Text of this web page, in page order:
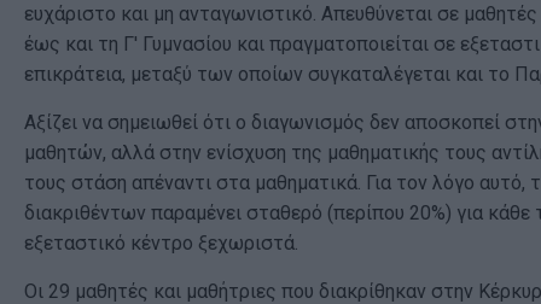
ευχάριστο και μη ανταγωνιστικό. Απευθύνεται σε
έως και τη Γ' Γυμνασίου και πραγματοποιείται σε
επικράτεια, μεταξύ των οποίων συγκαταλέγεται και το
Αξίζει να σημειωθεί ότι ο διαγωνισμός δεν αποσκοπεί
μαθητών, αλλά στην ενίσχυση της μαθηματικής τους
τους στάση απέναντι στα μαθηματικά. Για τον λόγο
διακριθέντων παραμένει σταθερό (περίπου 20%) για κάθε
εξεταστικό κέντρο ξεχωριστά.
Οι 29 μαθητές και μαθήτριες που διακρίθηκαν στην